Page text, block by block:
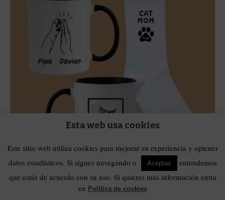
Huellas Callejeras,Regalos para ella ,Tazas
Pack Taza + Calcetines Día de la Madre
Esta web usa cookies
Este sitio web utiliza cookies para mejorar su experiencia y optener
datos estadísticos. Si sigues navegando o
Aceptas
entendemos
que estás de acuerdo con su uso. Si quieres más información entra
en Política de cookies